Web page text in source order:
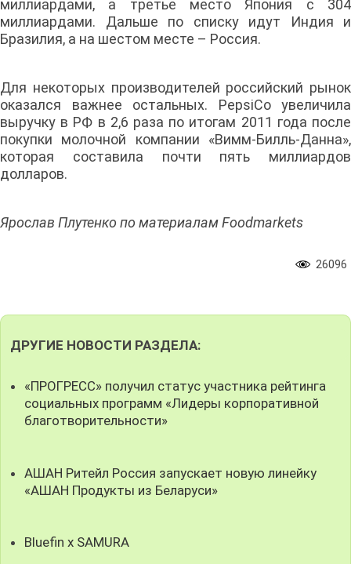
миллиардами, а третье место Япония с 304
миллиардами. Дальше по списку идут Индия и
Бразилия, а на шестом месте – Россия.
Для некоторых производителей российский рынок
оказался важнее остальных. PepsiCo увеличила
выручку в РФ в 2,6 раза по итогам 2011 года после
покупки молочной компании «Вимм-Билль-Данна»,
которая составила почти пять миллиардов
долларов.
Ярослав Плутенко по материалам Foodmarkets
26096
ДРУГИЕ НОВОСТИ РАЗДЕЛА:
«ПРОГРЕСС» получил статус участника рейтинга
социальных программ «Лидеры корпоративной
благотворительности»
АШАН Ритейл Россия запускает новую линейку
«АШАН Продукты из Беларуси»
Bluefin x SAMURA